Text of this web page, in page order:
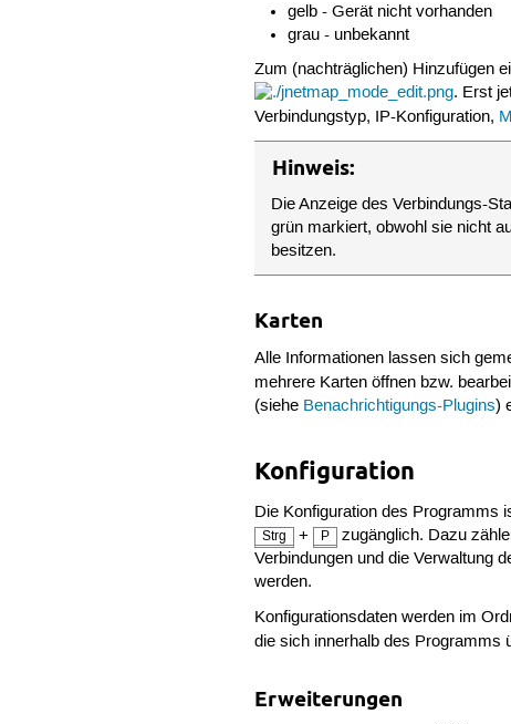
gelb - Gerät nicht vorhanden
grau - unbekannt
Zum (nachträglichen) Hinzufügen
. Erst
Verbindungstyp, IP-Konfiguration,
Hinweis:
Die Anzeige des Verbindungs-
grün markiert, obwohl sie nicht
besitzen.
Karten
Alle Informationen lassen sich
mehrere Karten öffnen bzw.
(siehe Benachrichtigungs-Plugins)
Konfiguration
Die Konfiguration des Programms
Strg + P
zugänglich. Dazu
Verbindungen und die Verwaltung
werden.
Konfigurationsdaten werden im
die sich innerhalb des Programms
Erweiterungen